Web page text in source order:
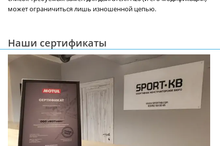
может ограничиться лишь изношенной цепью.
Наши сертификаты